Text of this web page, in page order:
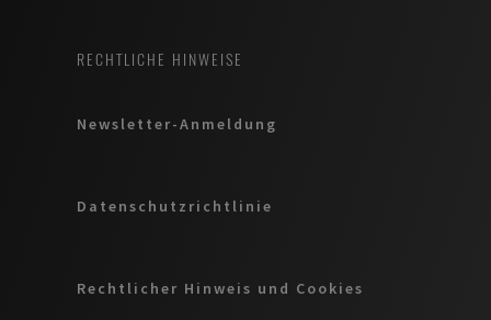
RECHTLICHE HINWEISE
Newsletter-Anmeldung
Datenschutzrichtlinie
Rechtlicher Hinweis und Cookies